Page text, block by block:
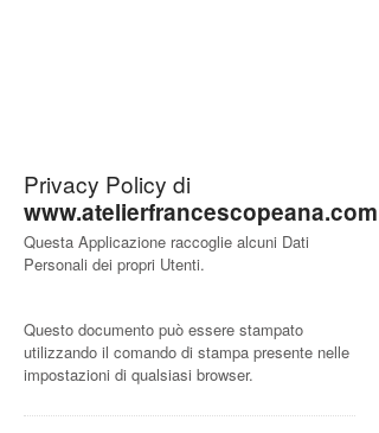
Privacy Policy di
www.atelierfrancescopeana.com
Questa Applicazione raccoglie alcuni Dati
Personali dei propri Utenti.
Questo documento può essere stampato
utilizzando il comando di stampa presente nelle
impostazioni di qualsiasi browser.